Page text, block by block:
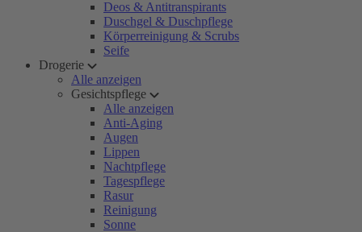
Deos & Antitranspirants
Duschgel & Duschpflege
Körperreinigung & Scrubs
Seife
Drogerie
Alle anzeigen
Gesichtspflege
Alle anzeigen
Anti-Aging
Augen
Lippen
Nachtpflege
Tagespflege
Rasur
Reinigung
Sonne